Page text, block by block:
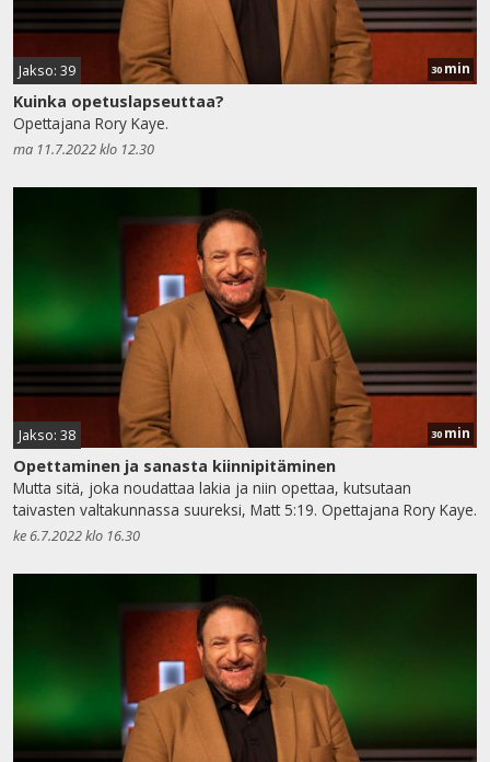
Jakso: 39 30 min
Kuinka opetuslapseuttaa?
Opettajana Rory Kaye.
ma 11.7.2022 klo 12.30
Jakso: 38 30 min
Opettaminen ja sanasta kiinnipitäminen
Mutta sitä, joka noudattaa lakia ja niin opettaa, kutsutaan
taivasten valtakunnassa suureksi, Matt 5:19. Opettajana Rory Kaye.
ke 6.7.2022 klo 16.30